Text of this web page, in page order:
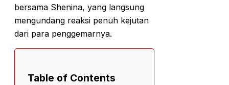
bersama Shenina, yang langsung
mengundang reaksi penuh kejutan
dari para penggemarnya.
Table of Contents